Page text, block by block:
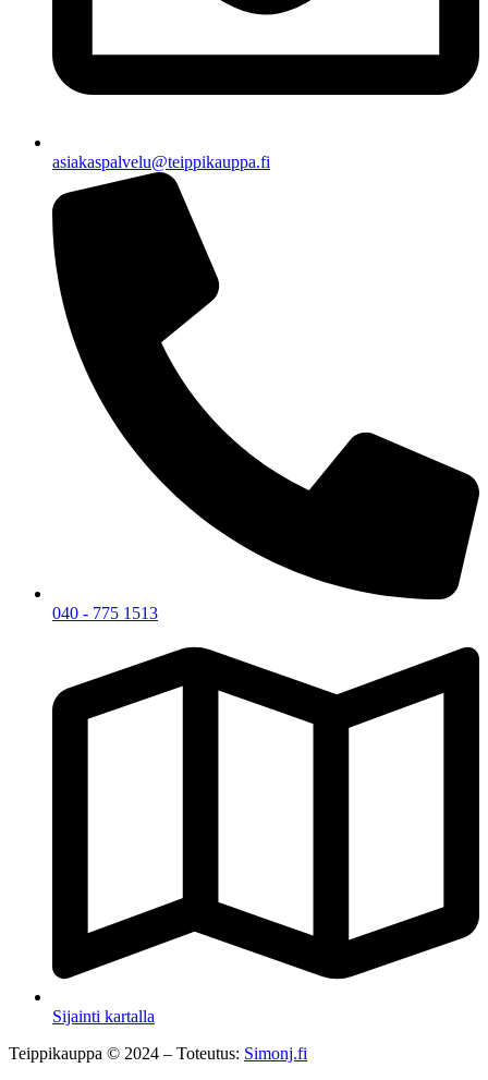
asiakaspalvelu@teippikauppa.fi
040 - 775 1513
Sijainti kartalla
Teippikauppa © 2024 – Toteutus: Simonj.fi